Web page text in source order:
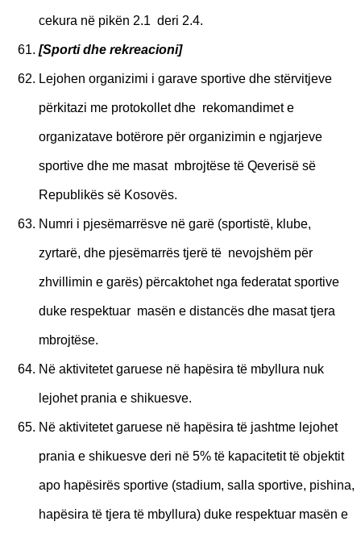
cekura në pikën 2.1 deri 2.4.
[Sporti dhe rekreacioni]
Lejohen organizimi i garave sportive dhe stërvitjeve
përkitazi me protokollet dhe rekomandimet e
organizatave botërore për organizimin e ngjarjeve
sportive dhe me masat mbrojtëse të Qeverisë së
Republikës së Kosovës.
Numri i pjesëmarrësve në garë (sportistë, klube,
zyrtarë, dhe pjesëmarrës tjerë të nevojshëm për
zhvillimin e garës) përcaktohet nga federatat sportive
duke respektuar masën e distancës dhe masat tjera
mbrojtëse.
Në aktivitetet garuese në hapësira të mbyllura nuk
lejohet prania e shikuesve.
Në aktivitetet garuese në hapësira të jashtme lejohet
prania e shikuesve deri në 5% të kapacitetit të objektit
apo hapësirës sportive (stadium, salla sportive, pishina,
hapësira të tjera të mbyllura) duke respektuar masën e